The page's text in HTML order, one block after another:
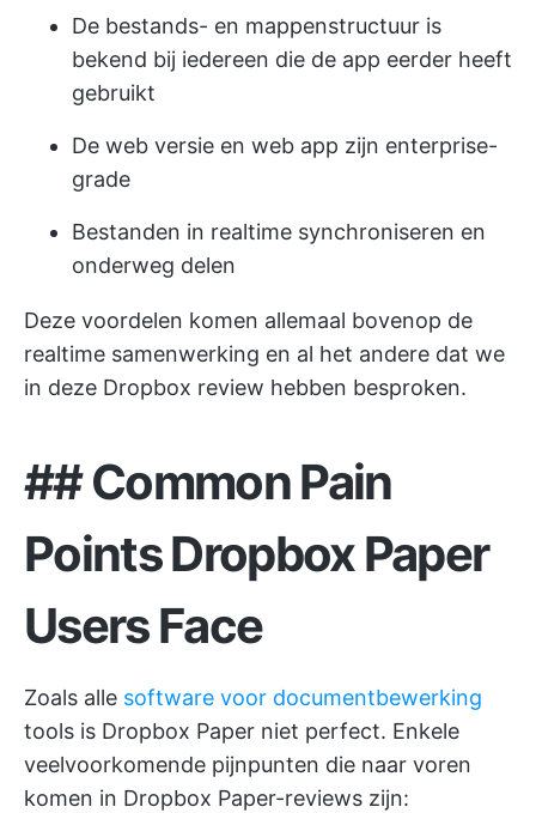
De bestands- en mappenstructuur is
bekend bij iedereen die de app eerder heeft
gebruikt
De web versie en web app zijn enterprise-
grade
Bestanden in realtime synchroniseren en
onderweg delen
Deze voordelen komen allemaal bovenop de
realtime samenwerking en al het andere dat we
in deze Dropbox review hebben besproken.
##Common Pain
Points Dropbox Paper
Users Face
Zoals alle software voor documentbewerking
tools is Dropbox Paper niet perfect. Enkele
veelvoorkomende pijnpunten die naar voren
komen in Dropbox Paper-reviews zijn: